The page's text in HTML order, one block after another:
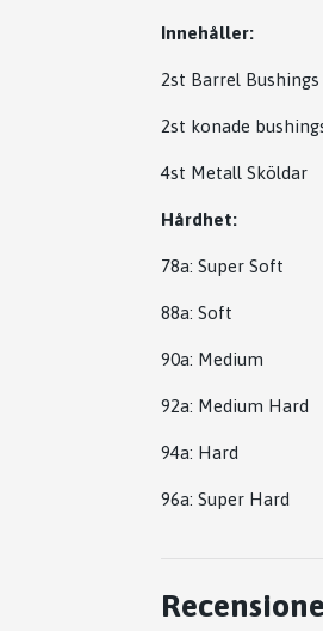
Innehåller:
2st Barrel Bushings
2st konade
4st Metall Sköldar
Hårdhet:
78a: Super Soft
88a: Soft
90a: Medium
92a: Medium Hard
94a: Hard
96a: Super Hard